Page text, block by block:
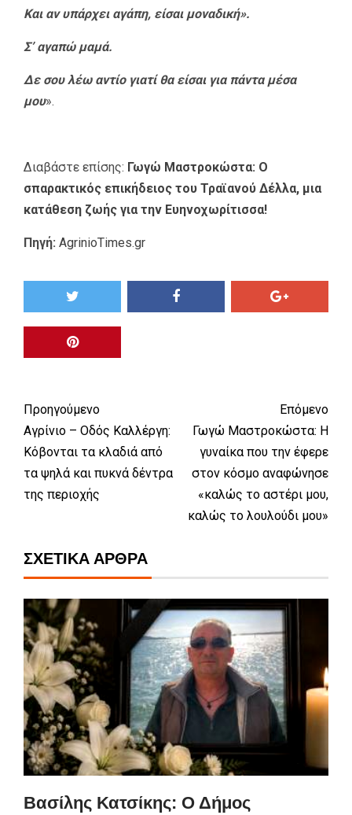
Και αν υπάρχει αγάπη, είσαι μοναδική».
Σ’ αγαπώ μαμά.
Δε σου λέω αντίο γιατί θα είσαι για πάντα μέσα
μου».
Διαβάστε επίσης: Γωγώ Μαστροκώστα: Ο
σπαρακτικός επικήδειος του Τραϊανού Δέλλα, μια
κατάθεση ζωής για την Ευηνοχωρίτισσα!
Πηγή: AgrinioTimes.gr
Προηγούμενο
Αγρίνιο – Οδός Καλλέργη:
Κόβονται τα κλαδιά από
τα ψηλά και πυκνά δέντρα
της περιοχής
Επόμενο
Γωγώ Μαστροκώστα: Η
γυναίκα που την έφερε
στον κόσμο αναφώνησε
«καλώς το αστέρι μου,
καλώς το λουλούδι μου»
ΣΧΕΤΙΚΆ ΆΡΘΡΑ
Βασίλης Κατσίκης: Ο Δήμος